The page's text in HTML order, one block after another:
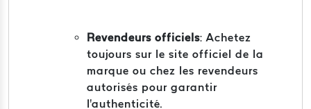
Revendeurs officiels: Achetez
toujours sur le site officiel de la
marque ou chez les revendeurs
autorisés pour garantir
l'authenticité.